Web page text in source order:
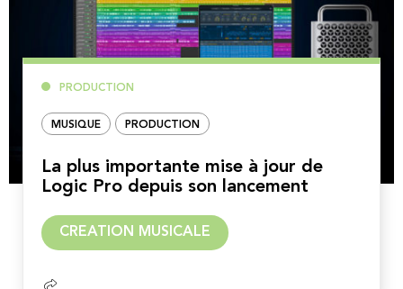
PRODUCTION
MUSIQUE PRODUCTION
La plus importante mise à jour de
Logic Pro depuis son lancement
CREATION MUSICALE